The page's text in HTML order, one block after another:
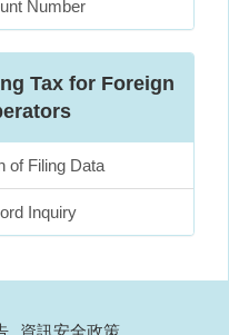
Number
Tax for Foreign
of Filing Data
Inquiry
資訊安全政策